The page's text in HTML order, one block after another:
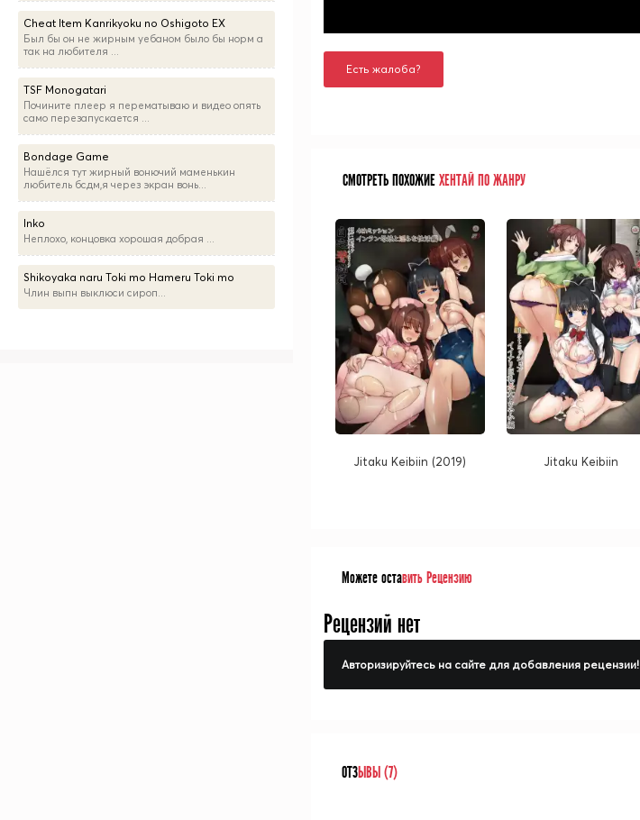
Есть жалоба?
СМОТРЕТЬ ПОХОЖИЕХЕНТАЙ ПО ЖАНРУ
Jitaku Keibiin (2019) Jitaku Keibiin
Можете оставить Рецензию
Рецензий нет
Авторизируйтесь на сайте для добавления рецензии!
ОТЗЫВЫ (7)
Cheat Item Kanrikyoku no Oshigoto EX
Был бы он не жирным уебаном было бы норм а
так на любителя ...
TSF Monogatari
Почините плеер я перематываю и видео опять
само перезапускается ...
Bondage Game
Нашёлся тут жирный вонючий маменькин
любитель бсдм,я через экран вонь...
Inko
Неплохо, концовка хорошая добрая ...
Shikoyaka naru Toki mo Hameru Toki mo
Члин выпн выклюси сироп...